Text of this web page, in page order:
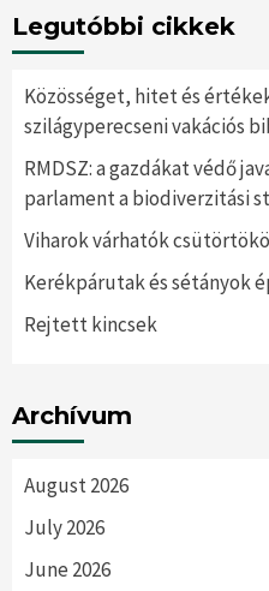
Legutóbbi cikkek
Közösséget, hitet és
szilágyperecseni vakációs
RMDSZ: a gazdákat védő
parlament a biodiverzitási
Viharok várhatók
Kerékpárutak és sétányok
Rejtett kincsek
Archívum
August 2026
July 2026
June 2026